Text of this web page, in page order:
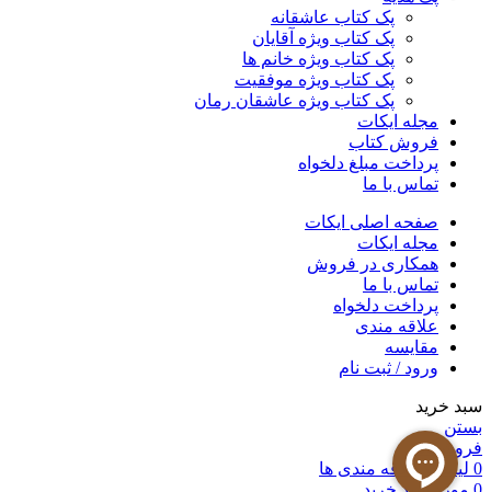
پک کتاب عاشقانه
پک کتاب ویژه آقایان
پک کتاب ویژه خانم ها
پک کتاب ویژه موفقیت
پک کتاب ویژه عاشقان رمان
مجله ایکات
فروش کتاب
پرداخت مبلغ دلخواه
تماس با ما
صفحه اصلی ایکات
مجله ایکات
همکاری در فروش
تماس با ما
پرداخت دلخواه
علاقه مندی
مقايسه
ورود / ثبت نام
سبد خرید
بستن
فروشگاه
0 لیست علاقه مندی ها